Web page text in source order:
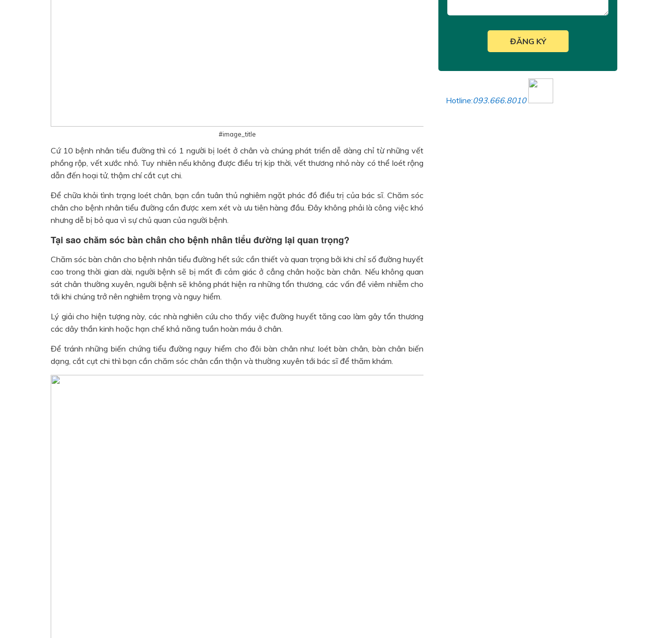
#image_title
Cứ 10 bệnh nhân tiểu đường thì có 1 người bị loét ở chân và chúng phát triển dễ dàng chỉ từ những vết
phồng rộp, vết xước nhỏ. Tuy nhiên nếu không được điều trị kịp thời, vết thương nhỏ này có thể loét rộng
dẫn đến hoại tử, thậm chí cắt cụt chi.
Để chữa khỏi tình trạng loét chân, bạn cần tuân thủ nghiêm ngặt phác đồ điều trị của bác sĩ. Chăm sóc
chân cho bệnh nhân tiểu đường cần được xem xét và ưu tiên hàng đầu. Đây không phải là công việc khó
nhưng dễ bị bỏ qua vì sự chủ quan của người bệnh.
Tại sao chăm sóc bàn chân cho bệnh nhân tiểu đường lại quan trọng?
Chăm sóc bàn chân cho bệnh nhân tiểu đường hết sức cần thiết và quan trọng bởi khi chỉ số đường huyết
cao trong thời gian dài, người bệnh sẽ bị mất đi cảm giác ở cẳng chân hoặc bàn chân. Nếu không quan
sát chân thường xuyên, người bệnh sẽ không phát hiện ra những tổn thương, các vấn đề viêm nhiễm cho
tới khi chúng trở nên nghiêm trọng và nguy hiểm.
Lý giải cho hiện tượng này, các nhà nghiên cứu cho thấy việc đường huyết tăng cao làm gây tổn thương
các dây thần kinh hoặc hạn chế khả năng tuần hoàn máu ở chân.
Để tránh những biến chứng tiểu đường nguy hiểm cho đôi bàn chân như: loét bàn chân, bàn chân biến
dạng, cắt cụt chi thì bạn cần chăm sóc chân cẩn thận và thường xuyên tới bác sĩ để thăm khám.
Hotline:093.666.8010